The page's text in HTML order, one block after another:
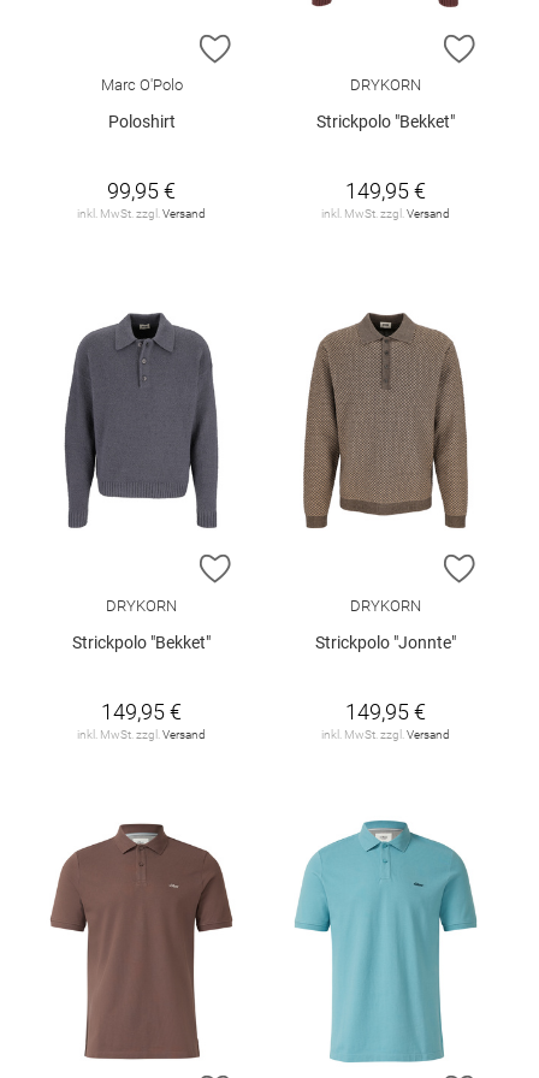
ZUR WUNSCHLISTE HINZUFÜGEN
Marc O'Polo
Poloshirt
99,95 €
inkl. MwSt. zzgl. Versand
ZUR
DRYKORN
Strickpolo "Bekket"
149,95 €
inkl. MwSt. zzgl. Versand
ZUR WUNSCHLISTE HINZUFÜGEN
DRYKORN
Strickpolo "Bekket"
149,95 €
inkl. MwSt. zzgl. Versand
ZUR
DRYKORN
Strickpolo "Jonnte"
149,95 €
inkl. MwSt. zzgl. Versand